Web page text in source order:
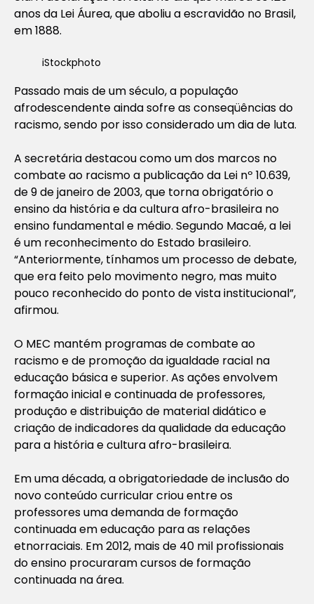
anos da Lei Áurea, que aboliu a escravidão no Brasil,
em 1888.
iStockphoto
Passado mais de um século, a população
afrodescendente ainda sofre as conseqüências do
racismo, sendo por isso considerado um dia de luta.
A secretária destacou como um dos marcos no
combate ao racismo a publicação da Lei nº 10.639,
de 9 de janeiro de 2003, que torna obrigatório o
ensino da história e da cultura afro-brasileira no
ensino fundamental e médio. Segundo Macaé, a lei
é um reconhecimento do Estado brasileiro.
“Anteriormente, tínhamos um processo de debate,
que era feito pelo movimento negro, mas muito
pouco reconhecido do ponto de vista institucional”,
afirmou.
O MEC mantém programas de combate ao
racismo e de promoção da igualdade racial na
educação básica e superior. As ações envolvem
formação inicial e continuada de professores,
produção e distribuição de material didático e
criação de indicadores da qualidade da educação
para a história e cultura afro-brasileira.
Em uma década, a obrigatoriedade de inclusão do
novo conteúdo curricular criou entre os
professores uma demanda de formação
continuada em educação para as relações
etnorraciais. Em 2012, mais de 40 mil profissionais
do ensino procuraram cursos de formação
continuada na área.